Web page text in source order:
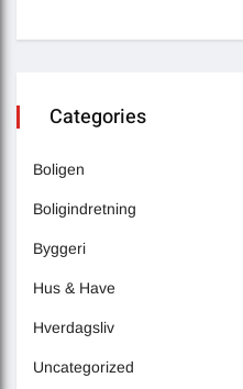
Categories
Boligen
Boligindretning
Byggeri
Hus & Have
Hverdagsliv
Uncategorized